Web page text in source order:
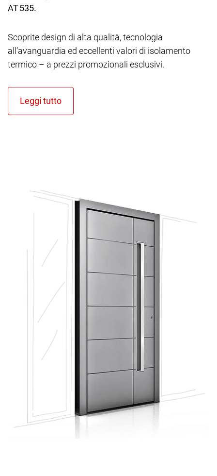
AT 535.
Scoprite design di alta qualità, tecnologia
all’avanguardia ed eccellenti valori di isolamento
termico – a prezzi promozionali esclusivi.